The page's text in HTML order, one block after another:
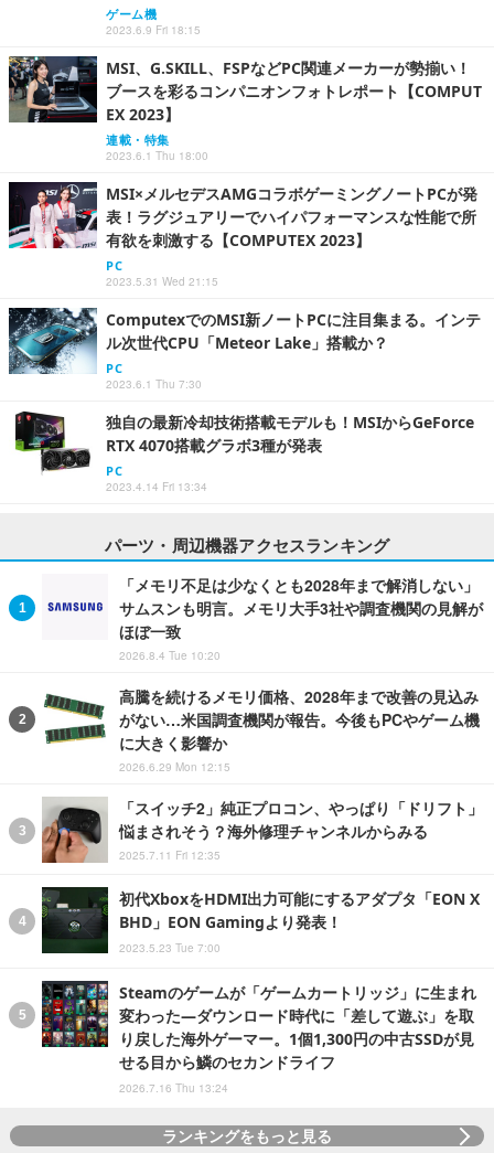
ゲーム機
2023.6.9 Fri 18:15
MSI、G.SKILL、FSPなどPC関連メーカーが勢揃い！
ブースを彩るコンパニオンフォトレポート【COMPUT
EX 2023】
連載・特集
2023.6.1 Thu 18:00
MSI×メルセデスAMGコラボゲーミングノートPCが発
表！ラグジュアリーでハイパフォーマンスな性能で所
有欲を刺激する【COMPUTEX 2023】
PC
2023.5.31 Wed 21:15
ComputexでのMSI新ノートPCに注目集まる。インテ
ル次世代CPU「Meteor Lake」搭載か？
PC
2023.6.1 Thu 7:30
独自の最新冷却技術搭載モデルも！MSIからGeForce
RTX 4070搭載グラボ3種が発表
PC
2023.4.14 Fri 13:34
パーツ・周辺機器アクセスランキング
「メモリ不足は少なくとも2028年まで解消しない」
サムスンも明言。メモリ大手3社や調査機関の見解が
ほぼ一致
2026.8.4 Tue 10:20
高騰を続けるメモリ価格、2028年まで改善の見込み
がない…米国調査機関が報告。今後もPCやゲーム機
に大きく影響か
2026.6.29 Mon 12:15
「スイッチ2」純正プロコン、やっぱり「ドリフト」
悩まされそう？海外修理チャンネルからみる
2025.7.11 Fri 12:35
初代XboxをHDMI出力可能にするアダプタ「EON X
BHD」EON Gamingより発表！
2023.5.23 Tue 7:00
Steamのゲームが「ゲームカートリッジ」に生まれ
変わった―ダウンロード時代に「差して遊ぶ」を取
り戻した海外ゲーマー。1個1,300円の中古SSDが見
せる目から鱗のセカンドライフ
2026.7.16 Thu 13:24
ランキングをもっと見る